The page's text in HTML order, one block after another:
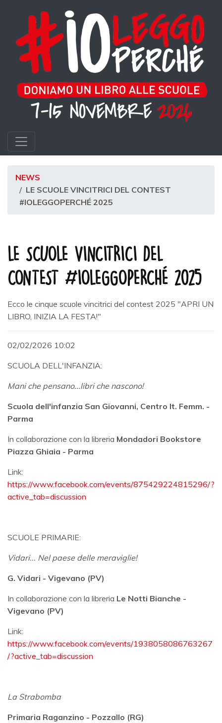
NEWS
LE SCUOLE VINCITRICI DEL CONTEST
#IOLEGGOPERCHÉ 2025
LE SCUOLE VINCITRICI DEL
CONTEST #IOLEGGOPERCHÉ 2025
Ecco le cinque scuole vincitrici del contest 2025 "APRI UN
LIBRO, INIZIA LA FESTA!"
02/02/2026 10:02
SCUOLA DELL'INFANZIA:
Mani che pensano...libri che nascono!
Scuola dell'infanzia San Giovanni, Centro It. Femm. -
Parma
In collaborazione con la libreria Mondadori Bookstore
Piazza Ghiaia - Parma
Link:
https://www.facebook.com/events/875429224815296/?
active_tab=discussion
SCUOLE PRIMARIE:
Vidari... Nel paese delle meraviglie!
G. Vidari - Vigevano (PV)
In collaborazione con la libreria Le Notti Bianche -
Vigevano (PV)
Link:
https://www.facebook.com/events/1938058086763267
/?active_tab=discussion
La Strabomba
Primaria Raganzino - Pozzallo (RG)